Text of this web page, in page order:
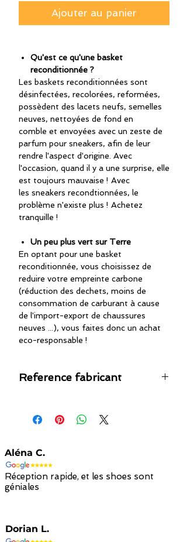
Ajouter au panier
Qu'est ce qu'une basket
reconditionnée ?
Les baskets reconditionnées sont
désinfectées, recolorées, reformées,
possèdent des lacets neufs, semelles
neuves, nettoyées de fond en
comble et envoyées avec un zeste de
parfum pour sneakers, afin de leur
rendre l'aspect d'origine. Avec
l'occasion, quand il y a une surprise, elle
est toujours mauvaise ! Avec
les sneakers recondtionnées, le
problème n'existe plus ! Achetez
tranquille !
Un peu plus vert sur Terre
En optant pour une basket
reconditionnée, vous choisissez de
reduire votre empreinte carbone
(réduction des dechets, moins de
consommation de carburant à cause
de l'import-export de chaussures
neuves ...), vous faites donc un achat
eco-responsable !
Reference fabricant
Aléna C.
Réception rapide, et les shoes sont
géniales
Dorian L.